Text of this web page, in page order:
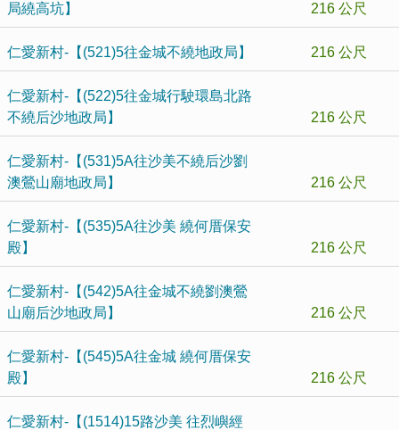
局繞高坑】
216 公尺
仁愛新村-【(521)5往金城不繞地政局】 216 公尺
仁愛新村-【(522)5往金城行駛環島北路
不繞后沙地政局】
216 公尺
仁愛新村-【(531)5A往沙美不繞后沙劉
澳鶯山廟地政局】
216 公尺
仁愛新村-【(535)5A往沙美 繞何厝保安
殿】
216 公尺
仁愛新村-【(542)5A往金城不繞劉澳鶯
山廟后沙地政局】
216 公尺
仁愛新村-【(545)5A往金城 繞何厝保安
殿】
216 公尺
仁愛新村-【(1514)15路沙美 往烈嶼經